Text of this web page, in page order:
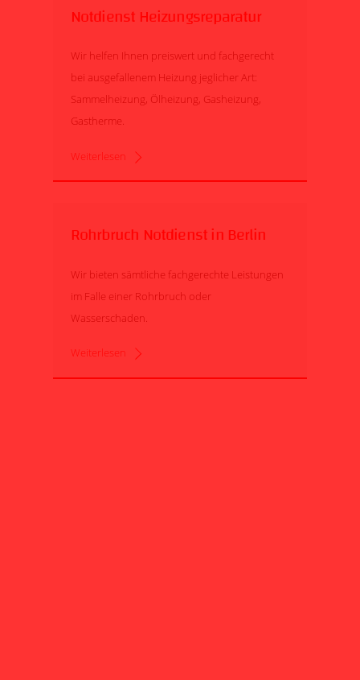
Notdienst Heizungsreparatur
Wir helfen Ihnen preiswert und fachgerecht
bei ausgefallenem Heizung jeglicher Art:
Sammelheizung, Ölheizung, Gasheizung,
Gastherme.
Weiterlesen
Rohrbruch Notdienst in Berlin
Wir bieten sämtliche fachgerechte Leistungen
im Falle einer Rohrbruch oder
Wasserschaden.
Weiterlesen